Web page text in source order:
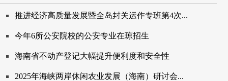
推进经济高质量发展暨全岛封关运作专班第4次...
今年6所公安院校的公安专业在琼招生
海南省不动产登记大幅提升便利度和安全性
2025年海峡两岸休闲农业发展（海南）研讨会...